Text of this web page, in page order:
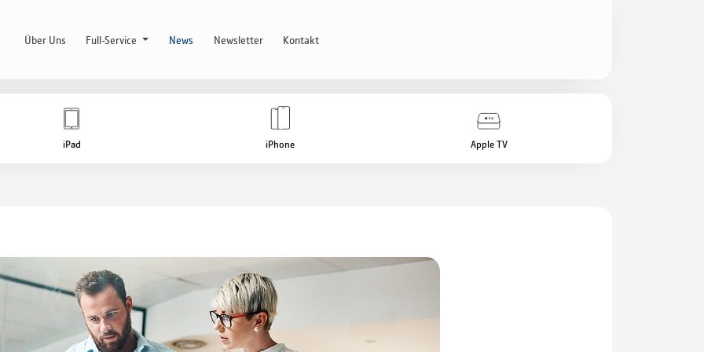
Über Uns Full-Service News Newsletter Kontakt
iPad iPhone Apple TV